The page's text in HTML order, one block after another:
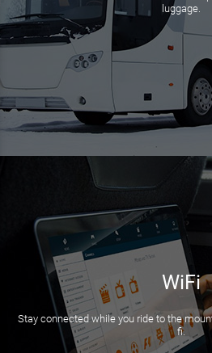
luggage.
WiFi
Stay connected while you ride to the
fi.